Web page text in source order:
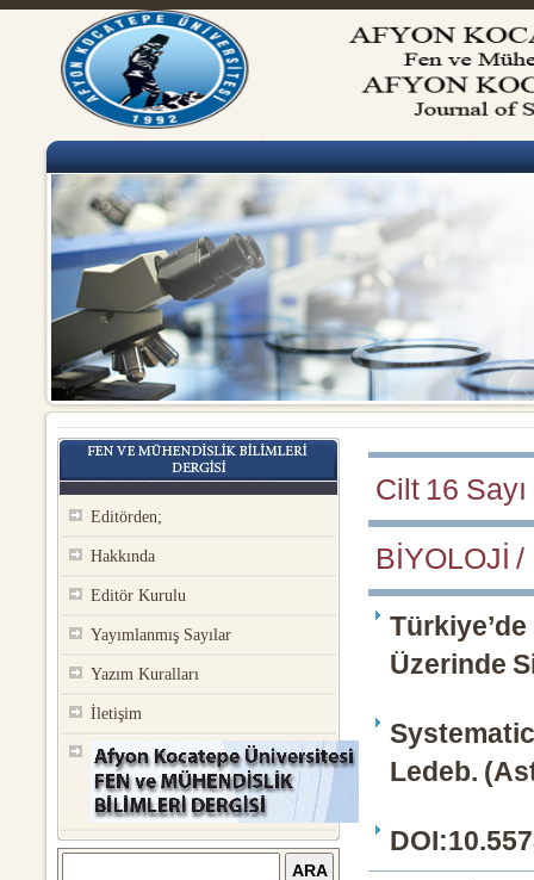
Editörden;
Hakkında
Editör Kurulu
Yayımlanmış Sayılar
Yazım Kuralları
İletişim
Cilt 16 Sayı
BİYOLOJİ /
Üzerinde
Ledeb.